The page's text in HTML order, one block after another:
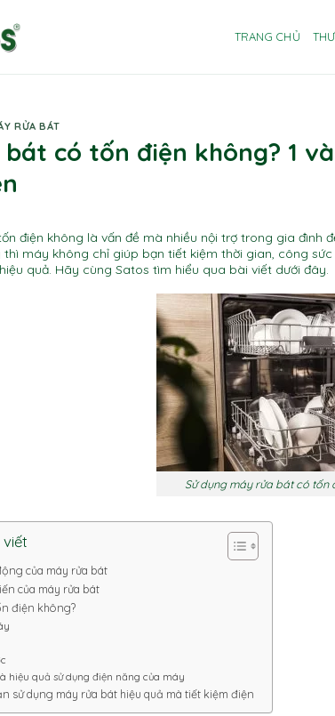
TRANG CHỦ
RỬA BÁT
bát có tốn điện không? 1
điện không là vấn đề mà nhiều nội trợ trong gia đình
thì máy không chỉ giúp bạn tiết kiệm thời gian, công
quả. Hãy cùng Satos tìm hiểu qua bài viết dưới đây.
Sử dụng máy rửa bát có tốn
của máy rửa bát
của máy rửa bát
điện không?
hiệu quả sử dụng điện năng của máy
sử dụng máy rửa bát hiệu quả mà tiết kiệm điện